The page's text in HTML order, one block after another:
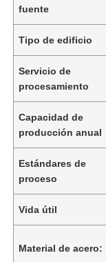
fuente
Tipo de edificio
Servicio de
procesamiento
Capacidad de
producción anual
Estándares de
proceso
Vida útil
Material de acero: